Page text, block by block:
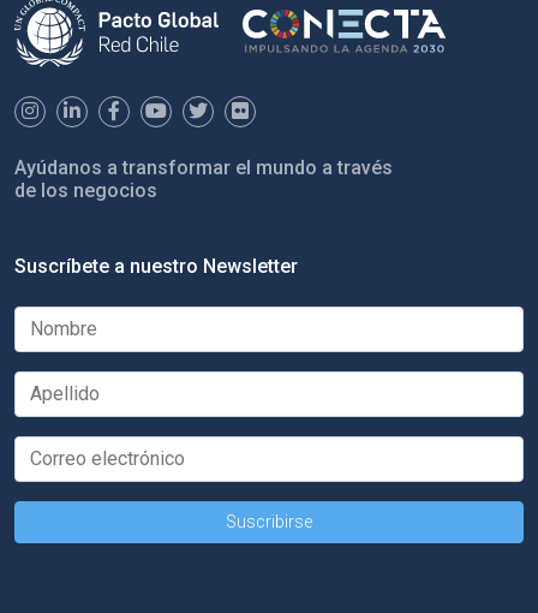
Ayúdanos a transformar el mundo a través
de los negocios
Suscríbete a nuestro Newsletter